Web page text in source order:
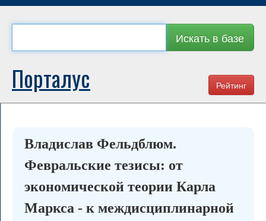
Искать в базе
Рейтинг
Порталус
Владислав Фельдблюм.
Февральские тезисы: от
экономической теории Карла
Маркса - к междисциплинарной